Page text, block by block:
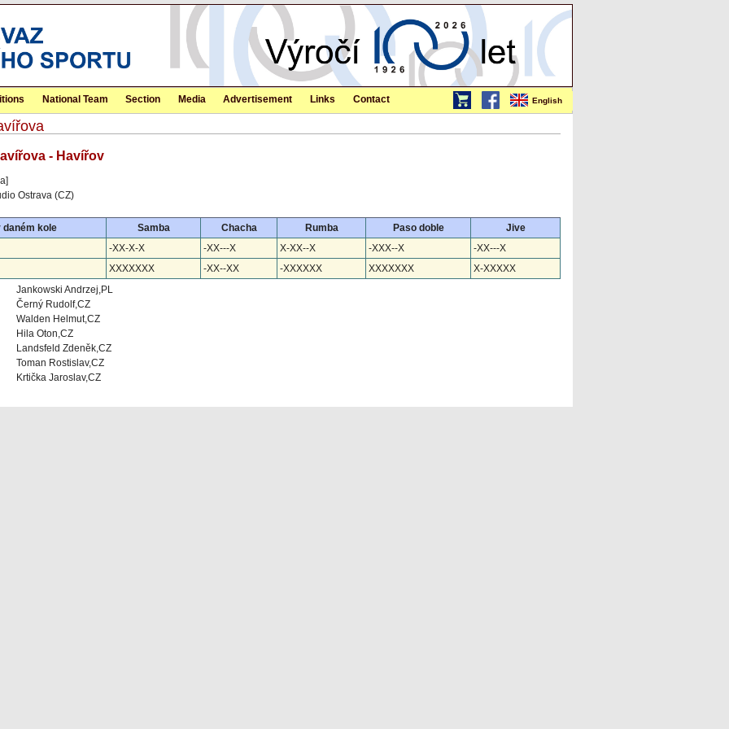
English
National Team Section Media Advertisement Links Contact
- Havířov
Ostrava (CZ)
kole Samba Chacha Rumba Paso doble
Jive
-XX-X-X -XX---X X-XX--X -XXX--X
-XX---X
XXXXXXX -XX--XX -XXXXXX XXXXXXX
X-XXXXX
Jankowski Andrzej,PL
Černý Rudolf,CZ
Walden Helmut,CZ
Hila Oton,CZ
Landsfeld Zdeněk,CZ
Toman Rostislav,CZ
Krtička Jaroslav,CZ